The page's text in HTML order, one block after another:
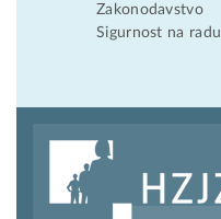
Zakonodavstvo
Sigurnost na radu